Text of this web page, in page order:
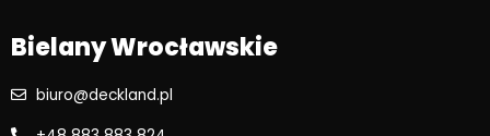
Bielany Wrocławskie
biuro@deckland.pl